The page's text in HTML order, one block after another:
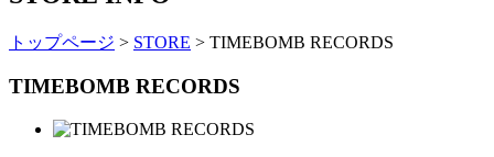
トップページ > STORE > TIMEBOMB RECORDS
TIMEBOMB RECORDS